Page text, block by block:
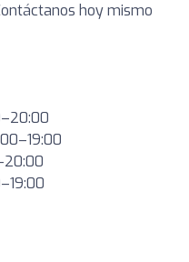
hoy mismo